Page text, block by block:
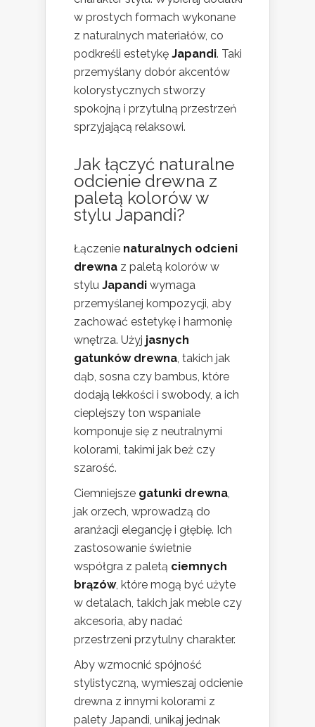
w prostych formach wykonane
z naturalnych materiałów, co
podkreśli estetykę Japandi. Taki
przemyślany dobór akcentów
kolorystycznych stworzy
spokojną i przytulną przestrzeń
sprzyjającą relaksowi.
Jak łączyć naturalne
odcienie drewna z
paletą kolorów w
stylu Japandi?
Łączenie naturalnych odcieni
drewna z paletą kolorów w
stylu Japandi wymaga
przemyślanej kompozycji, aby
zachować estetykę i harmonię
wnętrza. Użyj jasnych
gatunków drewna, takich jak
dąb, sosna czy bambus, które
dodają lekkości i swobody, a ich
cieplejszy ton wspaniale
komponuje się z neutralnymi
kolorami, takimi jak beż czy
szarość.
Ciemniejsze gatunki drewna,
jak orzech, wprowadzą do
aranżacji elegancję i głębię. Ich
zastosowanie świetnie
współgra z paletą ciemnych
brązów, które mogą być użyte
w detalach, takich jak meble czy
akcesoria, aby nadać
przestrzeni przytulny charakter.
Aby wzmocnić spójność
stylistyczną, wymieszaj odcienie
drewna z innymi kolorami z
palety Japandi, unikaj jednak